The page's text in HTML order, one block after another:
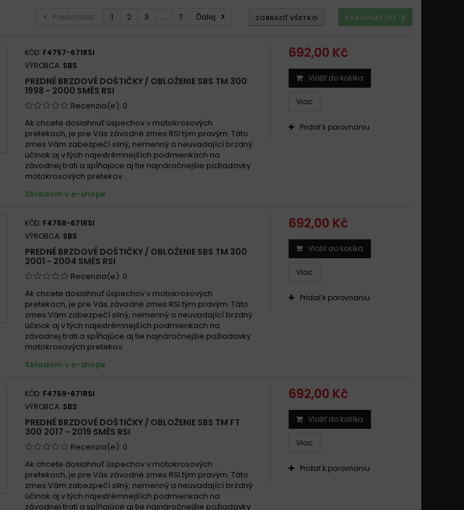
POROVNAŤ (0)
Predchádz. 1 2 3 ... 7 Ďalej ZOBRAZIŤ VŠETKO
KÓD: F4757-671RSI
VÝROBCA: SBS
PREDNÉ BRZDOVÉ DOŠTIČKY / OBLOŽENIE SBS TM 300
1998 - 2000 SMĚS RSI
Recenzia(e): 0
Ak chcete dosiahnuť úspechov v motokrosových
pretekoch, je pre Vás závodné zmes RSI tým pravým. Táto
zmes Vám zabezpečí silný, nemenný a neuvadající brzdný
účinok aj v tých najextrémnejších podmienkach na
závodnej trati a spĺňajúce aj tie najnáročnejšie požiadavky
motokrosových pretekov.
Skladom v e-shope
692,00 Kč
Vložiť do košíka
Viac
Pridať k porovnaniu
KÓD: F4758-671RSI
VÝROBCA: SBS
PREDNÉ BRZDOVÉ DOŠTIČKY / OBLOŽENIE SBS TM 300
2001 - 2004 SMĚS RSI
Recenzia(e): 0
Ak chcete dosiahnuť úspechov v motokrosových
pretekoch, je pre Vás závodné zmes RSI tým pravým. Táto
zmes Vám zabezpečí silný, nemenný a neuvadající brzdný
účinok aj v tých najextrémnejších podmienkach na
závodnej trati a spĺňajúce aj tie najnáročnejšie požiadavky
motokrosových pretekov.
Skladom v e-shope
692,00 Kč
Vložiť do košíka
Viac
Pridať k porovnaniu
KÓD: F4759-671RSI
VÝROBCA: SBS
PREDNÉ BRZDOVÉ DOŠTIČKY / OBLOŽENIE SBS TM FT
300 2017 - 2019 SMĚS RSI
Recenzia(e): 0
Ak chcete dosiahnuť úspechov v motokrosových
pretekoch, je pre Vás závodné zmes RSI tým pravým. Táto
zmes Vám zabezpečí silný, nemenný a neuvadající brzdný
účinok aj v tých najextrémnejších podmienkach na
závodnej trati a spĺňajúce aj tie najnáročnejšie požiadavky
692,00 Kč
Vložiť do košíka
Viac
Pridať k porovnaniu